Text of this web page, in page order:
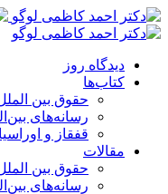
پرش
به
دیدگاه روز
کتاب‌ها
حقوق بین
رسانه‌های
قفقاز و اوراسیا
مقالات
حقوق بین
رسانه‌های